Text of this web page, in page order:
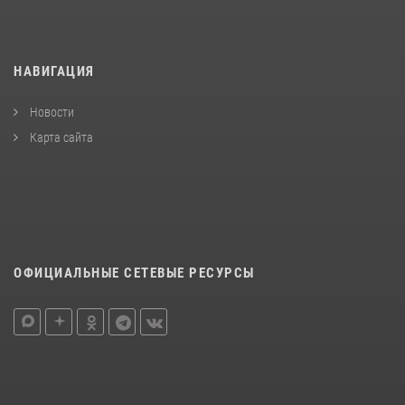
НАВИГАЦИЯ
Новости
Карта сайта
ОФИЦИАЛЬНЫЕ СЕТЕВЫЕ РЕСУРСЫ